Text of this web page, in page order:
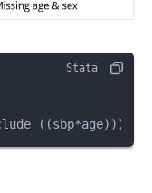
((sbp*age)))